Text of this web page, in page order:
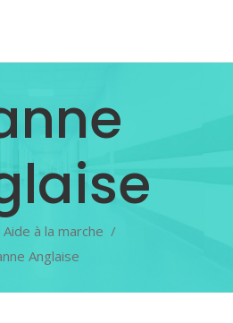
Aide à la marche /
Anglaise